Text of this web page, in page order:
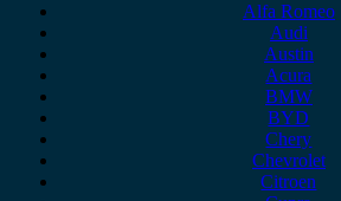
Alfa Romeo
Audi
Austin
Acura
BMW
BYD
Chery
Chevrolet
Citroen